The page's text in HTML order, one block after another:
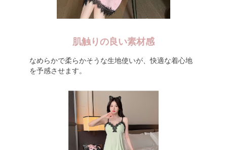
肌触りの良い素材感
なめらかで柔らかそうな生地使いが、快適な着心地
を予感させます。